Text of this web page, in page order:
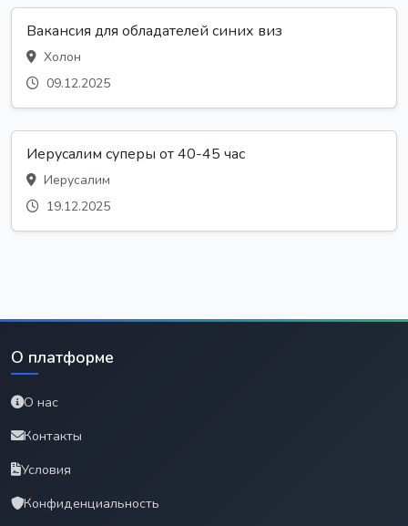
Вакансия для обладателей синих виз
Холон
09.12.2025
Иерусалим суперы от 40-45 час
Иерусалим
19.12.2025
О платформе
О нас
Контакты
Условия
Конфиденциальность